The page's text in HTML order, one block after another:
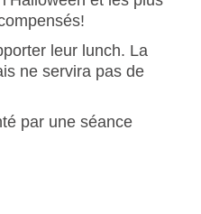
leur lunch. La
ne servira pas de
par une séance